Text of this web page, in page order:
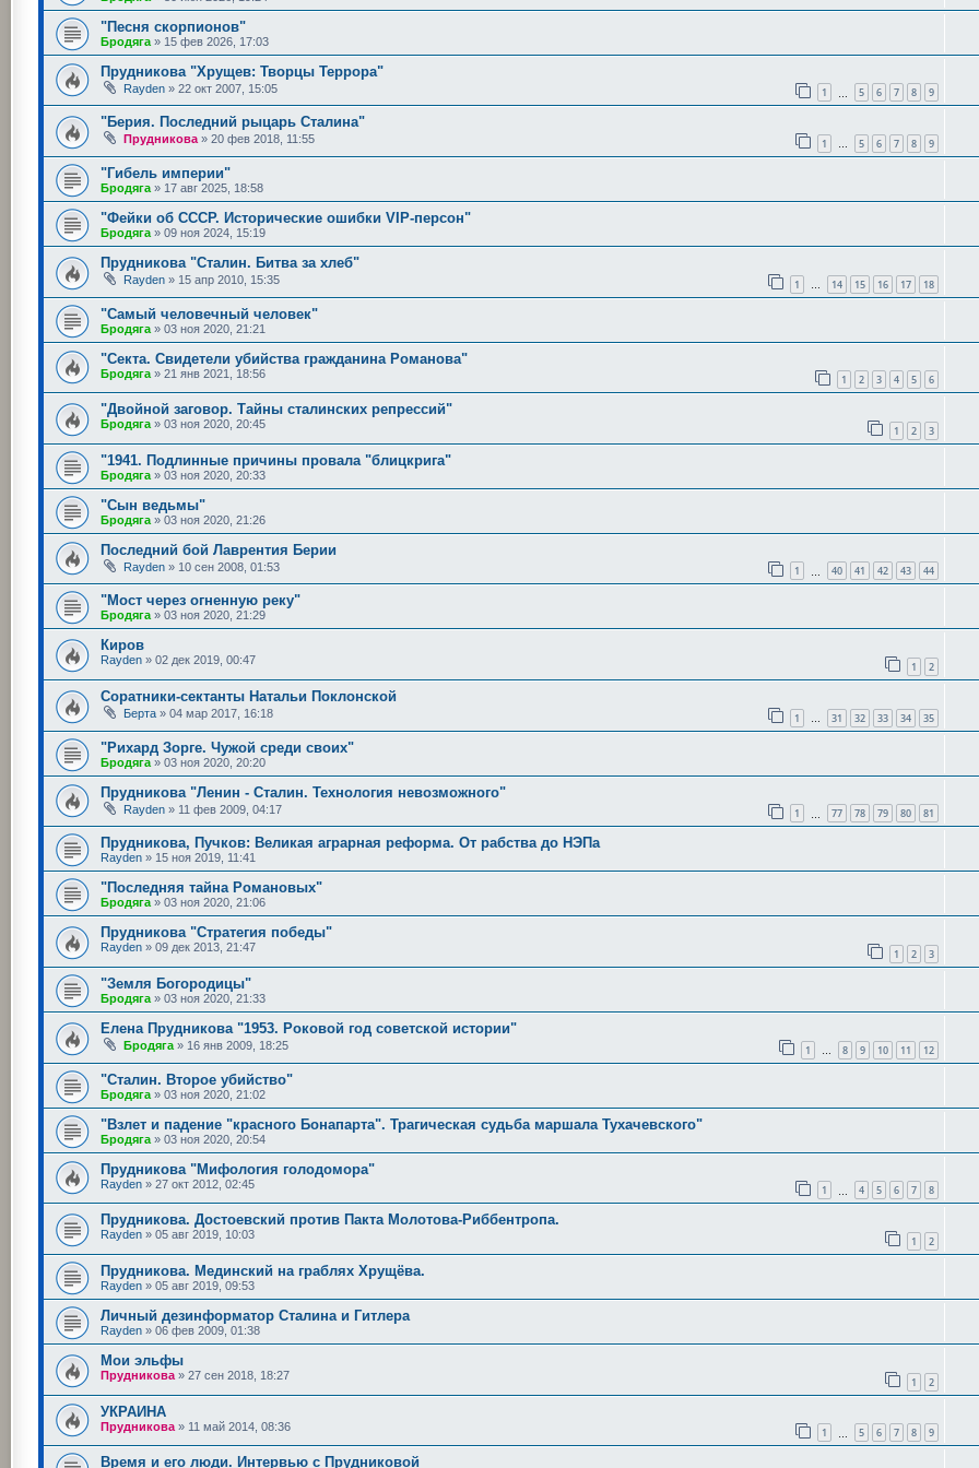
"Песня скорпионов"
Бродяга » 15 фев 2026, 17:03
Прудникова "Хрущев: Творцы Террора"
Rayden » 22 окт 2007, 15:05 1 5 6 7 8 9
"Берия. Последний рыцарь Сталина"
Прудникова » 20 фев 2018, 11:55 1 … 5 6 7 8 9
"Гибель империи"
Бродяга » 17 авг 2025, 18:58
"Фейки об СССР. Исторические ошибки VIP-персон"
Бродяга » 09 ноя 2024, 15:19
Прудникова "Сталин. Битва за хлеб"
Rayden » 15 апр 2010, 15:35 1 … 14 15 16 17 18
"Самый человечный человек"
Бродяга » 03 ноя 2020, 21:21
"Секта. Свидетели убийства гражданина Романова"
Бродяга » 21 янв 2021, 18:56 1 2 3 4 5 6
"Двойной заговор. Тайны сталинских репрессий"
Бродяга » 03 ноя 2020, 20:45 1 2 3
"1941. Подлинные причины провала "блицкрига"
Бродяга » 03 ноя 2020, 20:33
"Сын ведьмы"
Бродяга » 03 ноя 2020, 21:26
Последний бой Лаврентия Берии
Rayden » 10 сен 2008, 01:53 1 40 41 42 43 44
"Мост через огненную реку"
Бродяга» 03 ноя 2020, 21:29
Киров
Rayden » 02 дек 2019, 00:47 1 2
Соратники-сектанты Натальи Поклонской
Берта » 04 мар 2017, 16:18 1 … 31 32 33 34 35
"Рихард Зорге. Чужой среди своих"
Бродяга » 03 ноя 2020, 20:20
Прудникова "Ленин - Сталин. Технология невозможного"
Rayden » 11 фев 2009, 04:17 1 77 78 79 80 81
Прудникова, Пучков: Великая аграрная реформа. От рабства до НЭПа
Rayden » 15 ноя 2019, 11:41
"Последняя тайна Романовых"
Бродяга» 03 ноя 2020, 21:06
Прудникова "Стратегия победы"
Rayden » 09 дек 2013, 21:47 1 2 3
"Земля Богородицы"
Бродяга » 03 ноя 2020, 21:33
Елена Прудникова "1953. Роковой год советской истории"
Бродяга » 16 янв 2009, 18:25 1 … 8 9 10 11 12
"Сталин. Второе убийство"
Бродяга » 03 ноя 2020, 21:02
"Взлет и падение "красного Бонапарта". Трагическая судьба маршала Тухачевского"
Бродяга » 03 ноя 2020, 20:54
Прудникова "Мифология голодомора"
Rayden » 27 окт 2012, 02:45 1 4 5 6 7 8
Прудникова. Достоевский против Пакта Молотова-Риббентропа.
Rayden » 05 авг 2019, 10:03 1 2
Прудникова. Мединский на граблях Хрущёва.
Rayden » 05 авг 2019, 09:53
Личный дезинформатор Сталина и Гитлера
Rayden » 06 фев 2009, 01:38
Мои эльфы
Прудникова » 27 сен 2018, 18:27 1 2
УКРАИНА
Прудникова » 11 май 2014, 08:36 1 5 6 7 8 9
Время и его люди. Интервью с Прудниковой